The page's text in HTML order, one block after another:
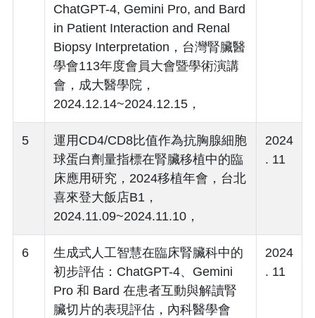
ChatGPT-4, Gemini Pro, and Bard
in Patient Interaction and Renal
Biopsy Interpretation，台灣腎臟醫
學會113年度會員大會暨學術演講
會，成大醫學院，
2024.12.14~2024.12.15，
5
運用CD4/CD8比值作為抗胸腺細胞
球蛋白劑量指標在腎臟移植中的臨
床應用研究，2024移植年會，台北
喜來登大飯店B1，
2024.11.09~2024.11.10，
2024
. 11
6
生成式人工智慧在臨床腎臟科中的
初步評估：ChatGPT-4、Gemini
Pro 和 Bard 在患者互動與解讀腎
臟切片的表現評估，內科醫學會
2024
. 11